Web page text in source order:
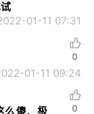
01-11 07:31
01-11 09:24
0
么傻，极
0